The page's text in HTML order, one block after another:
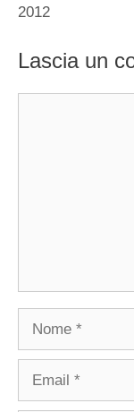
2012
Lascia un
Nome
Email